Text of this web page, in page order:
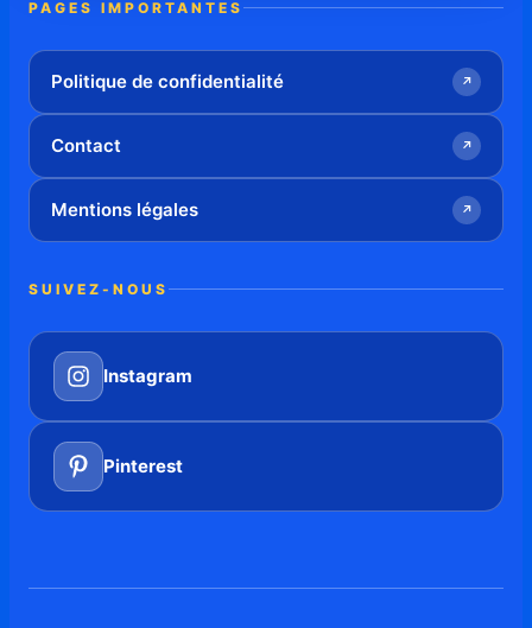
PAGES IMPORTANTES
Politique de confidentialité ↗
Contact ↗
Mentions légales ↗
SUIVEZ-NOUS
Instagram
Pinterest